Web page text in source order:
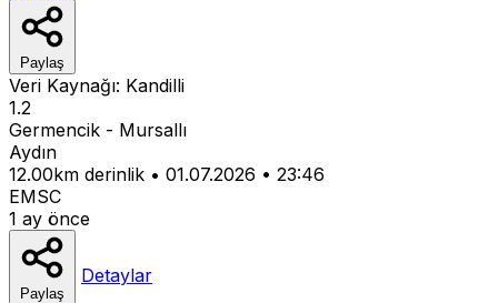
Paylaş
Veri Kaynağı: Kandilli
1.2
Germencik - Mursallı
Aydın
12.00km derinlik • 01.07.2026 • 23:46
EMSC
1 ay önce
Paylaş
Detaylar